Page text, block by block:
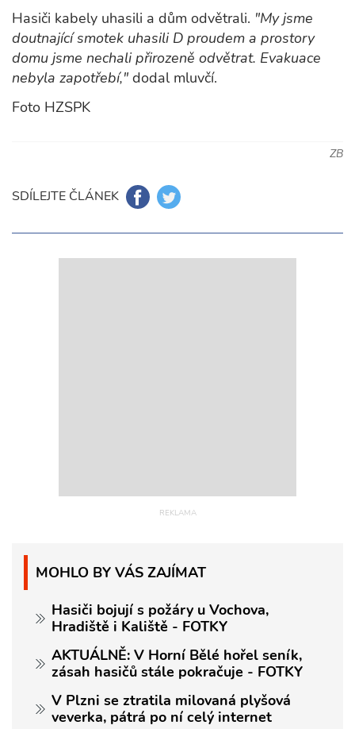
Hasiči kabely uhasili a dům odvětrali. "My jsme
doutnající smotek uhasili D proudem a prostory
domu jsme nechali přirozeně odvětrat. Evakuace
nebyla zapotřebí," dodal mluvčí.
Foto HZSPK
ZB
SDÍLEJTE ČLÁNEK
MOHLO BY VÁS ZAJÍMAT
Hasiči bojují s požáry u Vochova,
Hradiště i Kaliště - FOTKY
AKTUÁLNĚ: V Horní Bělé hořel seník,
zásah hasičů stále pokračuje - FOTKY
V Plzni se ztratila milovaná plyšová
veverka, pátrá po ní celý internet